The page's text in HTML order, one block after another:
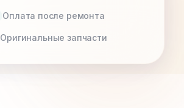
Оплата после ремонта
Оригинальные запчасти